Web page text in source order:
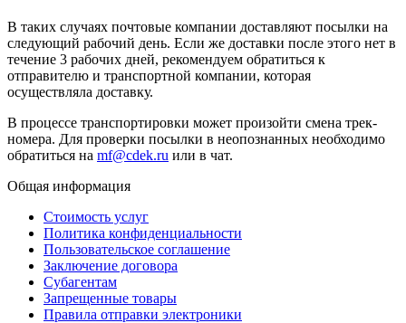
В таких случаях почтовые компании доставляют посылки на
следующий рабочий день. Если же доставки после этого нет в
течение 3 рабочих дней, рекомендуем обратиться к
отправителю и транспортной компании, которая
осуществляла доставку.
В процессе транспортировки может произойти смена трек-
номера. Для проверки посылки в неопознанных необходимо
обратиться на mf@cdek.ru или в чат.
Общая информация
Стоимость услуг
Политика конфиденциальности
Пользовательское соглашение
Заключение договора
Субагентам
Запрещенные товары
Правила отправки электроники